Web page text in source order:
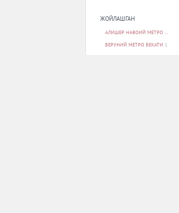
ЖОЙЛАШГАН
АЛИШЕР НАВОИЙ МЕТРО БЕКАТИ
БЕРУНИЙ МЕТРО БЕКАТИ 1